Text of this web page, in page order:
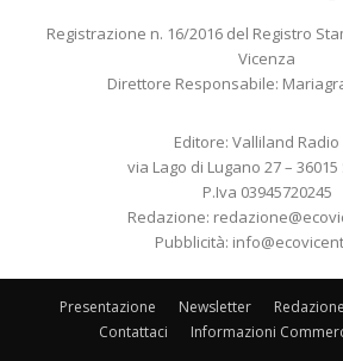
Registrazione n. 16/2016 del Registro
Vicenza
Direttore Responsabile:
Editore: Valliland Radio
via Lago di Lugano 27 – 36015
P.Iva 03945720245
Redazione:
Pubblicità:
Presentazione Newsletter Redazione
Contattaci
Informazioni